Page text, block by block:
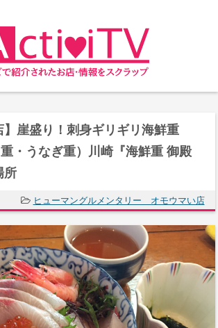
】崖盛り！刺身ギリギリ海鮮重
重・うなぎ重）川崎『海鮮重 御殿
所
ヒューマングルメンタリー オモウマい店